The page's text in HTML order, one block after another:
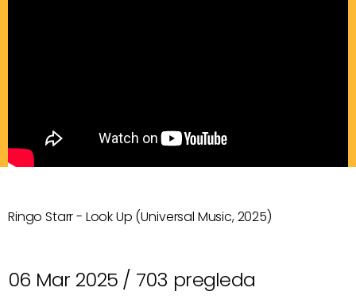
Ringo Starr - Look Up (Universal Music, 2025)
06 Mar 2025 / 703 pregleda